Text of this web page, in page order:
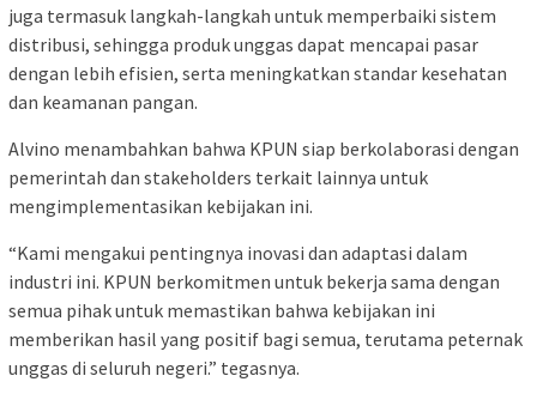
juga termasuk langkah-langkah untuk memperbaiki sistem
distribusi, sehingga produk unggas dapat mencapai pasar
dengan lebih efisien, serta meningkatkan standar kesehatan
dan keamanan pangan.
Alvino menambahkan bahwa KPUN siap berkolaborasi dengan
pemerintah dan stakeholders terkait lainnya untuk
mengimplementasikan kebijakan ini.
“Kami mengakui pentingnya inovasi dan adaptasi dalam
industri ini. KPUN berkomitmen untuk bekerja sama dengan
semua pihak untuk memastikan bahwa kebijakan ini
memberikan hasil yang positif bagi semua, terutama peternak
unggas di seluruh negeri.” tegasnya.